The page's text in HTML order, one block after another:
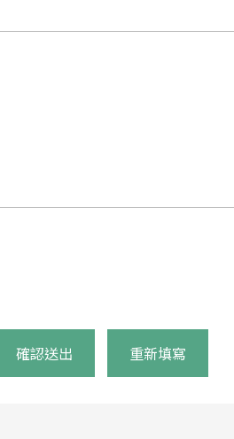
確認送出 重新填寫